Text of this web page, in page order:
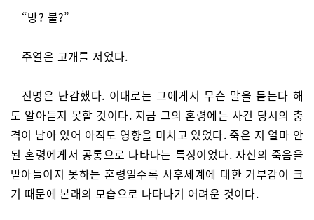
“방? 불?”
주열은 고개를 저었다.
진명은 난감했다. 이대로는 그에게서 무슨 말을 듣는다 해
도 알아듣지 못할 것이다. 지금 그의 혼령에는 사건 당시의 충
격이 남아 있어 아직도 영향을 미치고 있었다. 죽은 지 얼마 안
된 혼령에게서 공통으로 나타나는 특징이었다. 자신의 죽음을
받아들이지 못하는 혼령일수록 사후세계에 대한 거부감이 크
기 때문에 본래의 모습으로 나타나기 어려운 것이다.